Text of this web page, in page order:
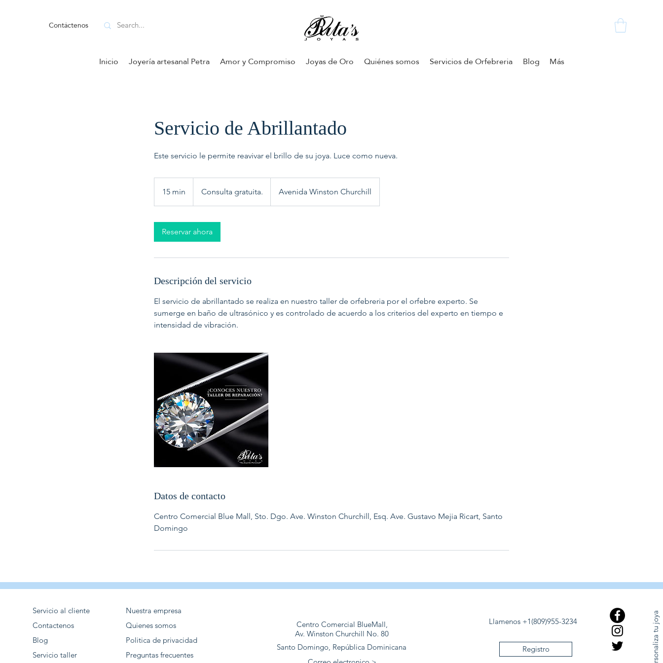
Contáctenos
Inicio Joyería artesanal Petra Amor y Compromiso Joyas de Oro Quiénes somos Servicios de Orfebreria Blog Más
Servicio de Abrillantado
Este servicio le permite reavivar el brillo de su joya. Luce como nueva.
15 min Consulta gratuita. Avenida Winston Churchill
Reservar ahora
Descripción del servicio
El servicio de abrillantado se realiza en nuestro taller de orfebreria por el orfebre experto. Se
sumerge en baño de ultrasónico y es controlado de acuerdo a los criterios del experto en tiempo e
intensidad de vibración.
Datos de contacto
Centro Comercial Blue Mall, Sto. Dgo. Ave. Winston Churchill, Esq. Ave. Gustavo Mejia Ricart, Santo
Domingo
Personaliza tu joya
Servicio al cliente
Contactenos
Blog
Servicio taller
Nuestra empresa
Quienes somos
Politica de privacidad
Preguntas frecuentes
Centro Comercial BlueMall,
Av. Winston Churchill No. 80
Santo Domingo, República Dominicana
Llamenos +1(809)955-3234
Registro